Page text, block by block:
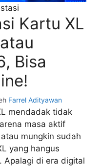
Kartu XL
Bisa
Farrel Adityawan
mendadak tidak
masa aktif
mungkin sudah
yang hangus
Apalagi di era digital